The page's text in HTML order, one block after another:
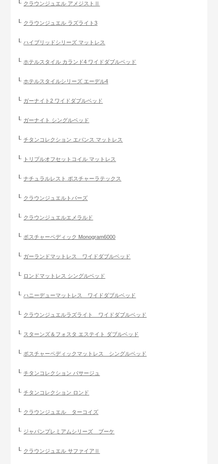
クラウンジュエル アメジストⅡ
クラウンジュエル ラズライト3
ハイブリッドシリーズ マットレス
ホテルスタイル カランド4 ワイドダブルベッド
ホテルスタイルシリーズ エーデル4
ガーナイト2 ワイドダブルベッド
ガーナイト シングルベッド
チタンコレクション エバンス マットレス
トリプルオフセットコイル マットレス
ナチュラルレスト ポスチャーラテックス
クラウンジュエルトパーズ
クラウンジュエルエメラルド
ポスチャーペディック Monogram6000
ガーランドマットレス ワイドダブルベッド
ロンドマットレス シングルベッド
ハニーデューマットレス ワイドダブルベッド
クラウンジュエルラズライト ワイドダブルベッド
スターンズ＆フォスタ エステイト ダブルベッド
ポスチャーペディックマットレス シングルベッド
チタンコレクション パサージュ
チタンコレクション ロンド
クラウンジュエル ターコイズ
ジャパンプレミアムシリーズ ブーケ
クラウンジュエル サファイアⅡ